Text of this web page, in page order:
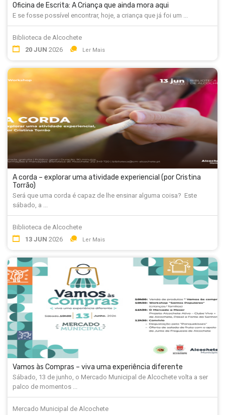
Oficina de Escrita: A Criança que ainda mora aqui
E se fosse possível encontrar, hoje, a criança que já foi um ...
Biblioteca de Alcochete
20 JUN 2026 Ler Mais
A corda – explorar uma atividade experiencial (por Cristina
Torrão)
Será que uma corda é capaz de lhe ensinar alguma coisa? Este
sábado, a ...
Biblioteca de Alcochete
13 JUN 2026 Ler Mais
Vamos às Compras – viva uma experiência diferente
Sábado, 13 de junho, o Mercado Municipal de Alcochete volta a ser
palco de momentos ...
Mercado Municipal de Alcochete